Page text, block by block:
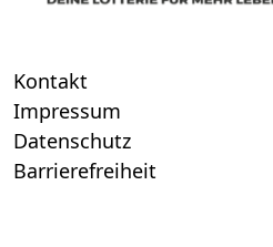
Kontakt
Impressum
Datenschutz
Barrierefreiheit